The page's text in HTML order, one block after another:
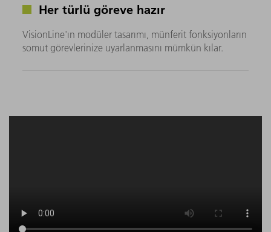
Her türlü göreve hazır
VisionLine'ın modüler tasarımı, münferit fonksiyonların
somut görevlerinize uyarlanmasını mümkün kılar.